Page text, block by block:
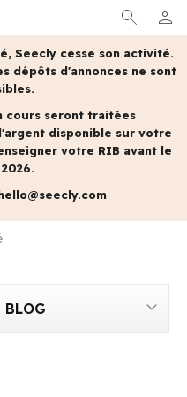
search person
MON
Seecly cesse son activité.
dépôts d'annonces ne sont
cours seront traitées
disponible sur votre
votre RIB avant le
BLOG